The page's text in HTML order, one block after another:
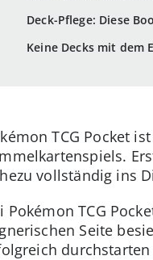
Deck-Pflege: Diese
Keine Decks mit dem
TCG Pocket
vollständig ins
Pokémon TCG
Seite
durchstarten